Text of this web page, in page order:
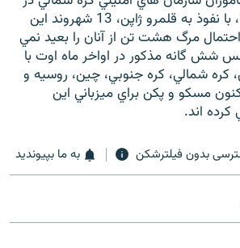
دوهه 1970 و 1980، با نفوذ به قلمرو ژاپن، 13 شهروند اين
احتمال مرگ هشت تن از آنان را بعيد نمي
شش گانه مذکور در اواخر ماه اوت با
کره شمالي، کره جنوبي، چين، روسيه و
کنون مسکو و پکن براي ميزباني اين
کرده اند.
بدون فیلترشکن به ما بپیوندید